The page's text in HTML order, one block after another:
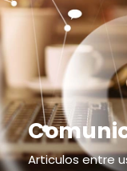
Articulos entre